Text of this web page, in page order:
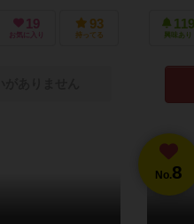
19
お気に入り
93
持ってる
119
興味あり
No.8